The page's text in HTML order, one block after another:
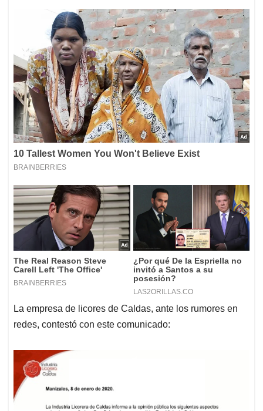
La empresa de licores de Caldas, ante los rumores en
redes, contestó con este comunicado: